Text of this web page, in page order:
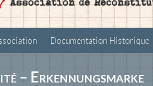
Documentation Historique
– Erkennungsmarke